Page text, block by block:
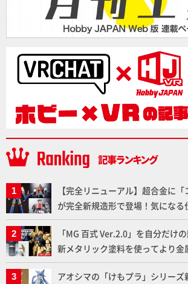
【完全リニューアル】超合金に「
が完全新規造形で登場！気になる
下ろしでご紹介!!さらに「大鉄人
ト」セット情報もお届け！【超
「MG 百式 Ver.2.0」を自分だけ
新メタリック塗料を使ってより金
りに!!【試し読み】
アオシマの「けもプラ」シリーズ